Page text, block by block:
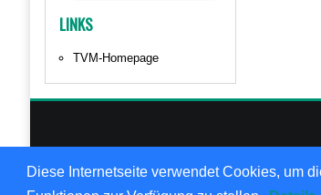
Diese Internetseite verwendet Cookies, um
LINKS
TVM-Homepage